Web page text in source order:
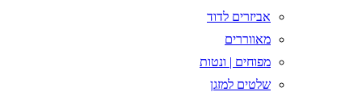
אביזרים לדוד
מאווררים
מפוחים | ונטות
שלטים למזגן